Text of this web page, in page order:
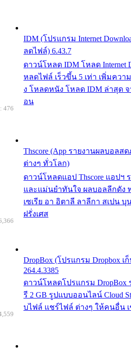
IDM (โปรแกรม Internet
ลดไฟล์) 6.43.7
ดาวน์โหลด IDM โหลด Internet
หลดไฟล์ เร็วขึ้น 5 เท่า เพิ่มควา
ง โหลดหนัง โหลด IDM ล่าสุด จ
อน
Thscore (App รายงานผลบอล
ต่างๆ ทั่วโลก)
ดาวน์โหลดแอป Thscore แอปฯ
และแม่นยำทันใจ ผลบอลลีกดัง
เซเรีย อา อิตาลี ลาลีกา สเปน บุ
ฝรั่งเศส
476
DropBox (โปรแกรม Dropbox
264.4.3385
ดาวน์โหลดโปรแกรม DropBox
รี 2 GB รูปแบบออนไลน์ Cloud
บไฟล์ แชร์ไฟล์ ต่างๆ ให้คนอื่น